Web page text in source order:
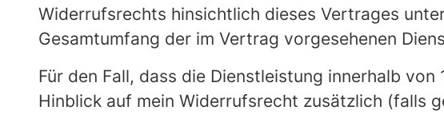
Widerrufsrechts hinsichtlich dieses Vertrages
Gesamtumfang der im Vertrag vorgesehenen
Für den Fall, dass die Dienstleistung innerhalb
Hinblick auf mein Widerrufsrecht zusätzlich (falls